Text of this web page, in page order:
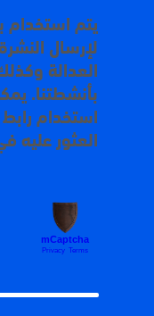
يتم استخدام
لإرسال
العدالة
بأنشطتنا.
استخدام
العثور عليه